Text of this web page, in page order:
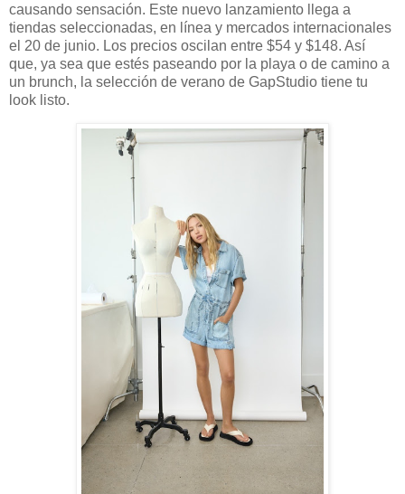
causando sensación. Este nuevo lanzamiento llega a
tiendas seleccionadas, en línea y mercados internacionales
el 20 de junio. Los precios oscilan entre $54 y $148. Así
que, ya sea que estés paseando por la playa o de camino a
un brunch, la selección de verano de GapStudio tiene tu
look listo.